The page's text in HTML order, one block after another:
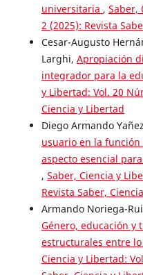
universitaria , Saber,
2 (2025): Revista
Cesar-Augusto
Larghi, Apropiación
integrador para la
y Libertad: Vol. 20
Ciencia y Libertad
Diego Armando
usuario en la
aspecto esencial
, Saber, Ciencia y
Revista Saber,
Armando Noriega-
Género, educación y
estructurales entre
Ciencia y Libertad: